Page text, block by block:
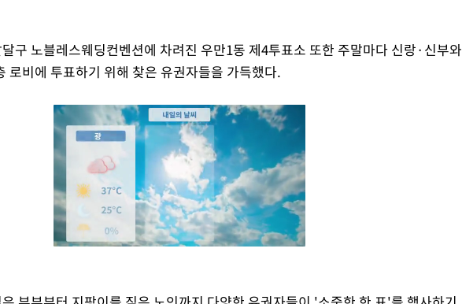
구 노블레스웨딩컨벤션에 차려진 우만1동 제4투표소 또한 주말마다 신랑·신부와
로비에 투표하기 위해 찾은 유권자들을 가득했다.